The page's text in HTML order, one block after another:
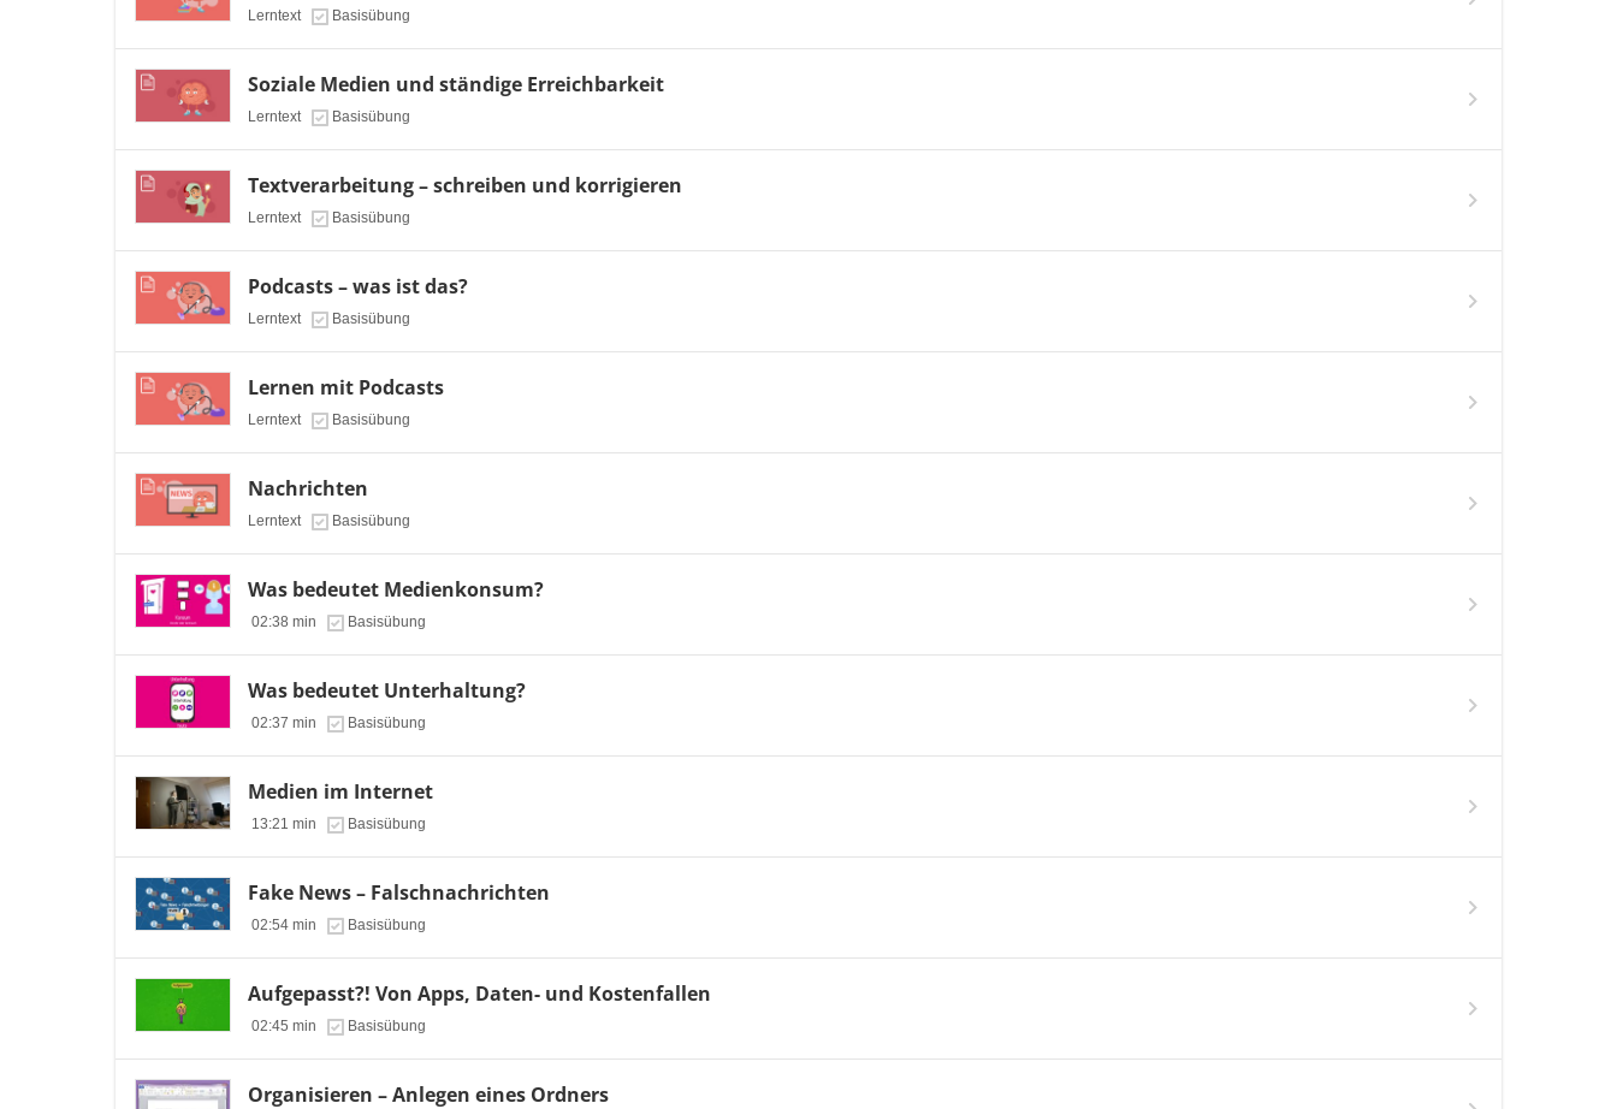
Lerntext Basisübung
Soziale Medien und ständige Erreichbarkeit
Lerntext Basisübung
Textverarbeitung – schreiben und korrigieren
Lerntext Basisübung
Podcasts – was ist das?
Lerntext Basisübung
Lernen mit Podcasts
Lerntext Basisübung
Nachrichten
Lerntext Basisübung
Was bedeutet Medienkonsum?
02:38 min Basisübung
Was bedeutet Unterhaltung?
02:37 min Basisübung
Medien im Internet
13:21 min Basisübung
Fake News – Falschnachrichten
02:54 min Basisübung
Aufgepasst?! Von Apps, Daten- und Kostenfallen
02:45 min Basisübung
Organisieren – Anlegen eines Ordners